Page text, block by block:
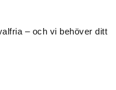
– och vi behöver ditt